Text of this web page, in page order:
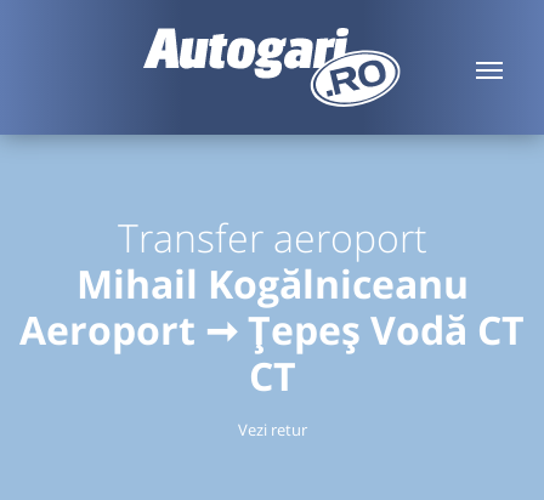
Transfer aeroport
Mihail Kogălniceanu
Aeroport ➞ Țepeș Vodă CT
CT
Vezi retur